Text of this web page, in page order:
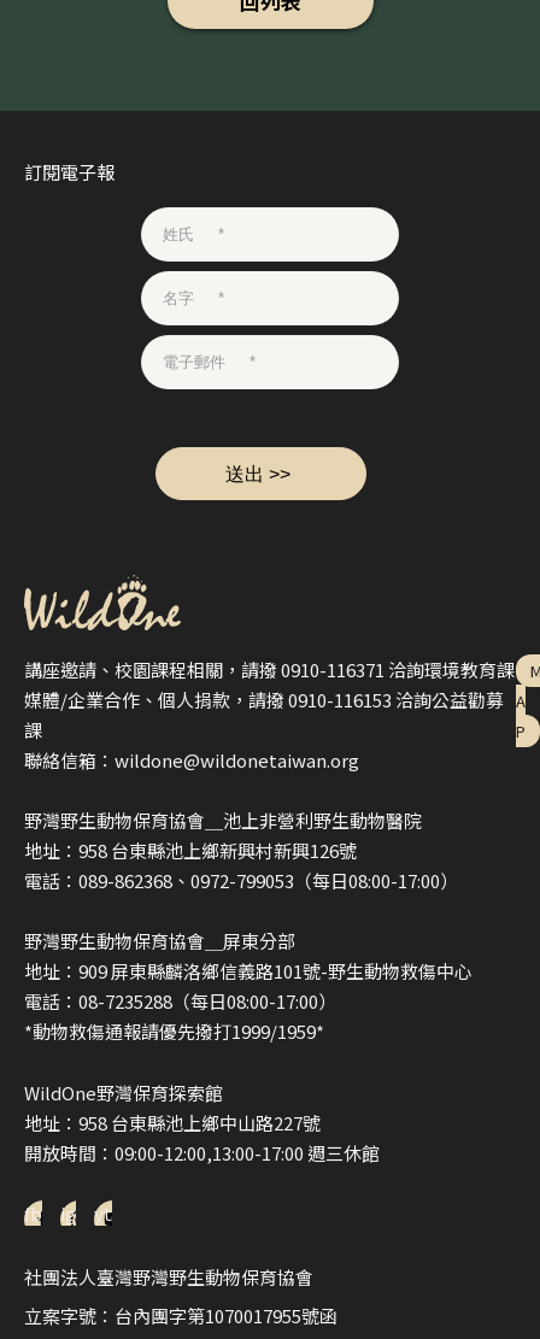
訂閱電子報
講座邀請、校園課程相關，請撥 0910-116371 洽詢環境教育課
媒體/企業合作、個人捐款，請撥 0910-116153 洽詢公益勸募
課
聯絡信箱：wildone@wildonetaiwan.org
野灣野生動物保育協會＿池上非營利野生動物醫院
地址：958 台東縣池上鄉新興村新興126號
電話：089-862368、0972-799053（每日08:00-17:00）
野灣野生動物保育協會＿屏東分部
地址：909 屏東縣麟洛鄉信義路101號-野生動物救傷中心
電話：08-7235288（每日08:00-17:00）
*動物救傷通報請優先撥打1999/1959*
WildOne野灣保育探索館
地址：958 台東縣池上鄉中山路227號
開放時間：09:00-12:00,13:00-17:00 週三休館
A
P
fb ig yt
社團法人臺灣野灣野生動物保育協會
立案字號：台內團字第1070017955號函